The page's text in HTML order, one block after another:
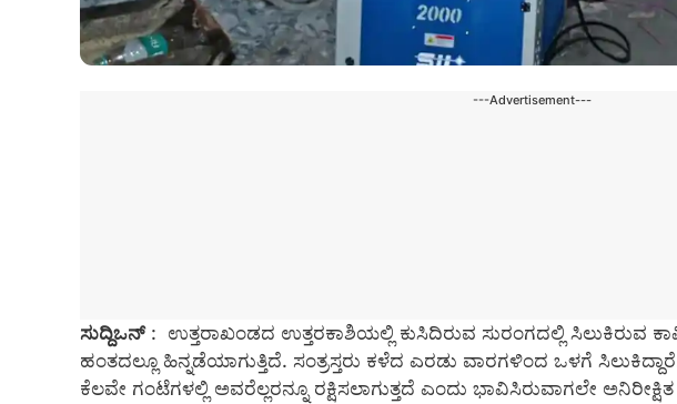
---Advertisement---
ಸುದ್ದಿಒನ್: ಉತ್ತರಾಖಂಡದ ಉತ್ತರಕಾಶಿಯಲ್ಲಿ ಕುಸಿದಿರುವ ಸುರಂಗದಲ್ಲಿ ಸಿಲುಕಿರುವ
ಹಂತದಲ್ಲೂ ಹಿನ್ನಡೆಯಾಗುತ್ತಿದೆ. ಸಂತ್ರಸ್ತರು ಕಳೆದ ಎರಡು ವಾರಗಳಿಂದ ಒಳಗೆ ಸಿಲುಕಿದ್ದಾರೆ.
ಕೆಲವೇ ಗಂಟೆಗಳಲ್ಲಿ ಅವರೆಲ್ಲರನ್ನೂ ರಕ್ಷಿಸಲಾಗುತ್ತದೆ ಎಂದು ಭಾವಿಸಿರುವಾಗಲೇ